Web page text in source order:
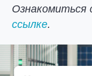
Ознакомиться
ссылке.